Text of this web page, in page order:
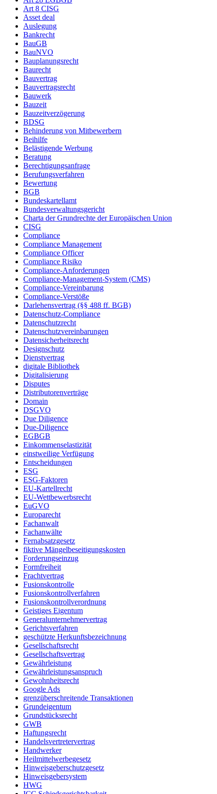
Art 8 CISG
Asset deal
Auslegung
Bankrecht
BauGB
BauNVO
Bauplanungsrecht
Baurecht
Bauvertrag
Bauvertragsrecht
Bauwerk
Bauzeit
Bauzeitverzögerung
BDSG
Behinderung von Mitbewerbern
Beihilfe
Belästigende Werbung
Beratung
Berechtigungsanfrage
Berufungsverfahren
Bewertung
BGB
Bundeskartellamt
Bundesverwaltungsgericht
Charta der Grundrechte der Europäischen Union
CISG
Compliance
Compliance Management
Compliance Officer
Compliance Risiko
Compliance-Anforderungen
Compliance-Management-System (CMS)
Compliance-Vereinbarung
Compliance-Verstöße
Darlehensvertrag (§§ 488 ff. BGB)
Datenschutz-Compliance
Datenschutzrecht
Datenschutzvereinbarungen
Datensicherheitsrecht
Designschutz
Dienstvertrag
digitale Bibliothek
Digitalisierung
Disputes
Distributorenverträge
Domain
DSGVO
Due Diligence
Due-Diligence
EGBGB
Einkommenselastizität
einstweilige Verfügung
Entscheidungen
ESG
ESG-Faktoren
EU-Kartellrecht
EU-Wettbewerbsrecht
EuGVO
Europarecht
Fachanwalt
Fachanwälte
Fernabsatzgesetz
fiktive Mängelbeseitigungskosten
Forderungseinzug
Formfreiheit
Frachtvertrag
Fusionskontrolle
Fusionskontrollverfahren
Fusionskontrollverordnung
Geistiges Eigentum
Generalunternehmervertrag
Gerichtsverfahren
geschützte Herkunftsbezeichnung
Gesellschaftsrecht
Gesellschaftsvertrag
Gewährleistung
Gewährleistungsanspruch
Gewohnheitsrecht
Google Ads
grenzüberschreitende Transaktionen
Grundeigentum
Grundstücksrecht
GWB
Haftungsrecht
Handelsvertretervertrag
Handwerker
Heilmittelwerbegesetz
Hinweisgeberschutzgesetz
Hinweisgebersystem
HWG